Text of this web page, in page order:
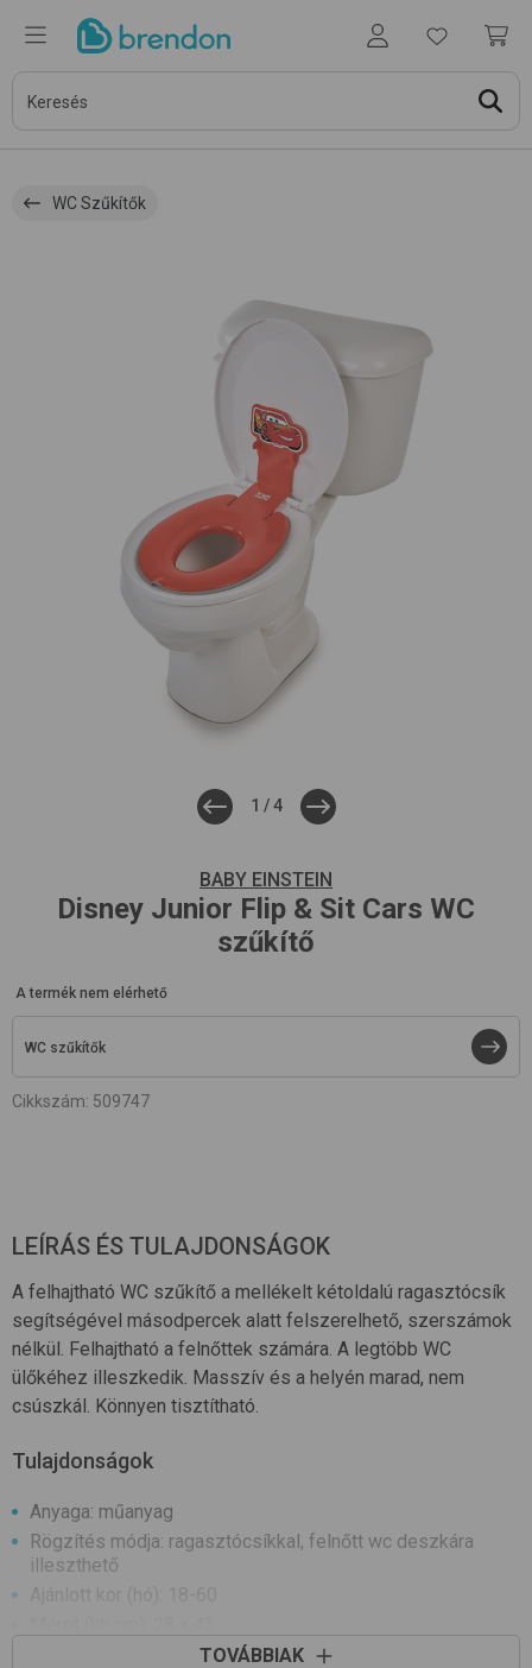
WC Szűkítők
1 /4
BABY EINSTEIN
Disney Junior Flip & Sit Cars WC
szűkítő
A termék nem elérhető
WC szűkítők
Cikkszám: 509747
LEÍRÁS ÉS TULAJDONSÁGOK
A felhajtható WC szűkítő a mellékelt kétoldalú ragasztócsík
segítségével másodpercek alatt felszerelhető, szerszámok
nélkül. Felhajtható a felnőttek számára. A legtöbb WC
ülőkéhez illeszkedik. Masszív és a helyén marad, nem
csúszkál. Könnyen tisztítható.
Tulajdonságok
Anyaga: műanyag
Rögzítés módja: ragasztócsíkkal, felnőtt wc deszkára
illeszthető
TOVÁBBIAK